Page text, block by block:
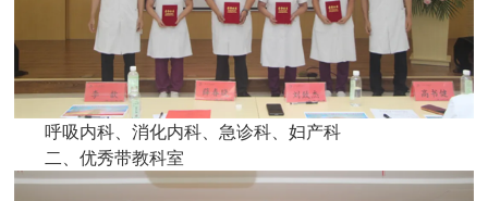
呼吸内科、消化内科、急诊科、妇产科
二、优秀带教科室